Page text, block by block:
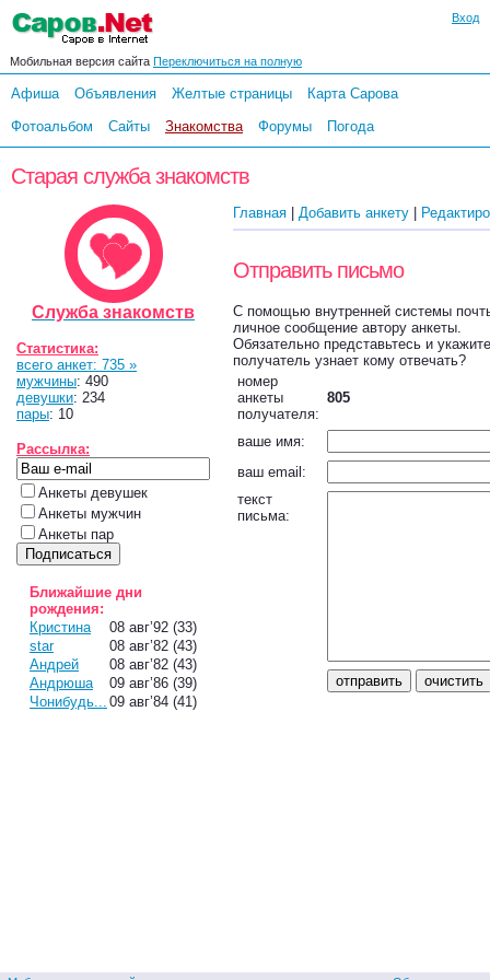
Вход
Мобильная версия сайта Переключиться на полную
Афиша Объявления Желтые страницы
Карта Сарова
Фотоальбом
Сайты Знакомства Форумы Погода
Старая служба знакомств
Служба знакомств
Статистика:
всего анкет: 735 »
мужчины: 490
девушки: 234
пары: 10
Рассылка:
Анкеты девушек
Анкеты мужчин
Анкеты пар
Ближайшие дни
рождения:
Кристина
08 авг’92 (33)
star
08 авг’82 (43)
Андрей
08 авг’82 (43)
Андрюша
09 авг’86 (39)
Чонибудь... 09 авг’84 (41)
Главная Добавить анкету
Отправить письмо
С помощью внутренней системы
личное сообщение автору анкеты.
Обязательно представьтесь и
получатель узнает кому отвечать?
номер
анкеты
получателя:
805
ваше имя:
ваш email:
текст
письма: